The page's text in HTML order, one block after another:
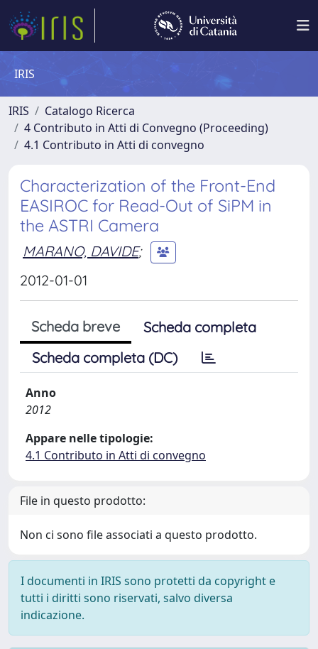
IRIS
IRIS
Catalogo Ricerca
4 Contributo in Atti di Convegno (Proceeding)
4.1 Contributo in Atti di convegno
Characterization of the Front-End
EASIROC for Read-Out of SiPM in
the ASTRI Camera
MARANO, DAVIDE;
2012-01-01
Scheda breve
Scheda completa
Scheda completa (DC)
Anno
2012
Appare nelle tipologie:
4.1 Contributo in Atti di convegno
File in questo prodotto:
Non ci sono file associati a questo prodotto.
I documenti in IRIS sono protetti da copyright e
tutti i diritti sono riservati, salvo diversa
indicazione.